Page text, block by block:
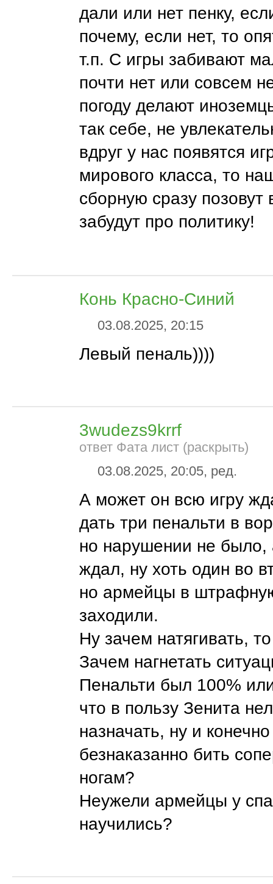
дали или нет пенку,
почему, если нет, то
т.п. С игры забивают
почти нет или совсем
погоду делают
так себе, не
вдруг у нас появятся
мирового класса, то
сборную сразу позовут
забудут про политику!
Конь Красно-Синий
03.08.2025, 20:15
Левый пеналь))))
3wudezs9krrf
ответ Фата лист (раскрыть)
03.08.2025, 20:05, ред.
А может он всю игру
дать три пенальти в
но нарушении не было,
ждал, ну хоть один во
но армейцы в
заходили.
Ну зачем натягивать,
Зачем нагнетать
Пенальти был 100%
что в пользу Зенита
назначать, ну и
безнаказанно бить
ногам?
Неужели армейцы у
научились?